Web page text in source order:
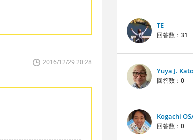
2016/12/29 20:28
TE
回答数： 31
Yuya J.
回答数： 0
Kogachi
回答数： 0